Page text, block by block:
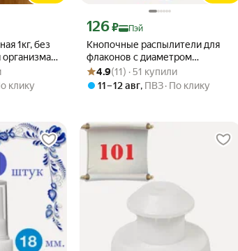
1кг, без
и
294 ₽ вместо
клику
Кнопочные распылители для
флаконов с диаметром
горловины 18мм. Белый +
Чёрный. в наборе 2шт.
Цена с картой Яндекс Пэй 126 ₽ вместо
126₽ Пэй
Рейтинг товара: 4.9 из 5
Оценок: (11) · 51 купили
4.9(11) · 51 купили
11 – 12 авг, ПВЗ По клику